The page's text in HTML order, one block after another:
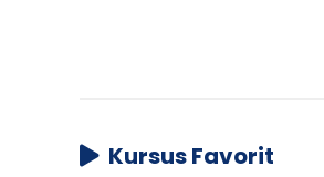
Kursus Favorit